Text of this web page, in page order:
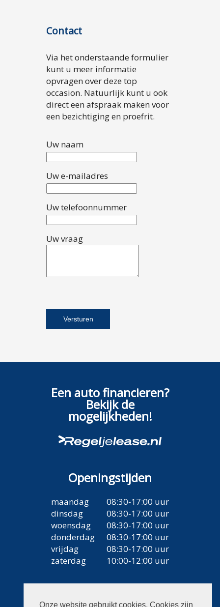
Onze website gebruikt cookies. Cookies zijn
Contact
Via het onderstaande formulier
kunt u meer informatie
opvragen over deze top
occasion. Natuurlijk kunt u ook
direct een afspraak maken voor
een bezichtiging en proefrit.
Uw naam
Uw e-mailadres
Uw telefoonnummer
Uw vraag
Een auto financieren?
Bekijk de
mogelijkheden!
Openingstijden
maandag
dinsdag
woensdag
donderdag
vrijdag
zaterdag
08:30-17:00 uur
08:30-17:00 uur
08:30-17:00 uur
08:30-17:00 uur
08:30-17:00 uur
10:00-12:00 uur